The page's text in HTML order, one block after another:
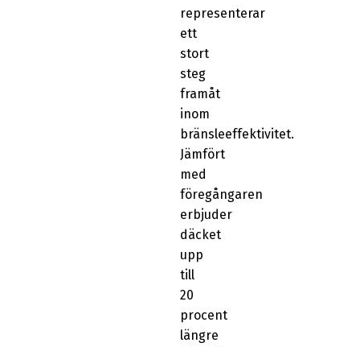
representerar
ett
stort
steg
framåt
inom
bränsleeffektivitet.
Jämfört
med
föregångaren
erbjuder
däcket
upp
till
20
procent
längre